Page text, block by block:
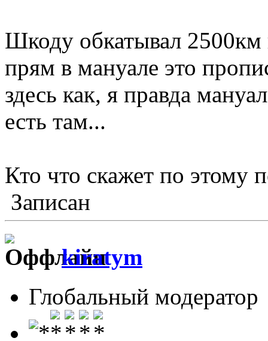
Шкоду обкатывал
прям в мануале это
здесь как, я правда
есть там...
Кто что скажет по этому
Записан
kiratym
Глобальный модератор